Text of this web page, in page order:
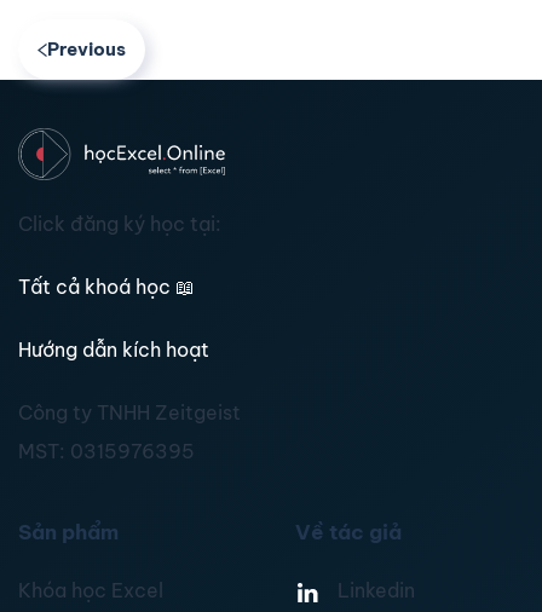
Previous
Click đăng ký học tại:
Tất cả khoá học 📖
Hướng dẫn kích hoạt
Công ty TNHH Zeitgeist
MST: 0315976395
Sản phẩm
Khóa học Excel
Về tác giả
Linkedin